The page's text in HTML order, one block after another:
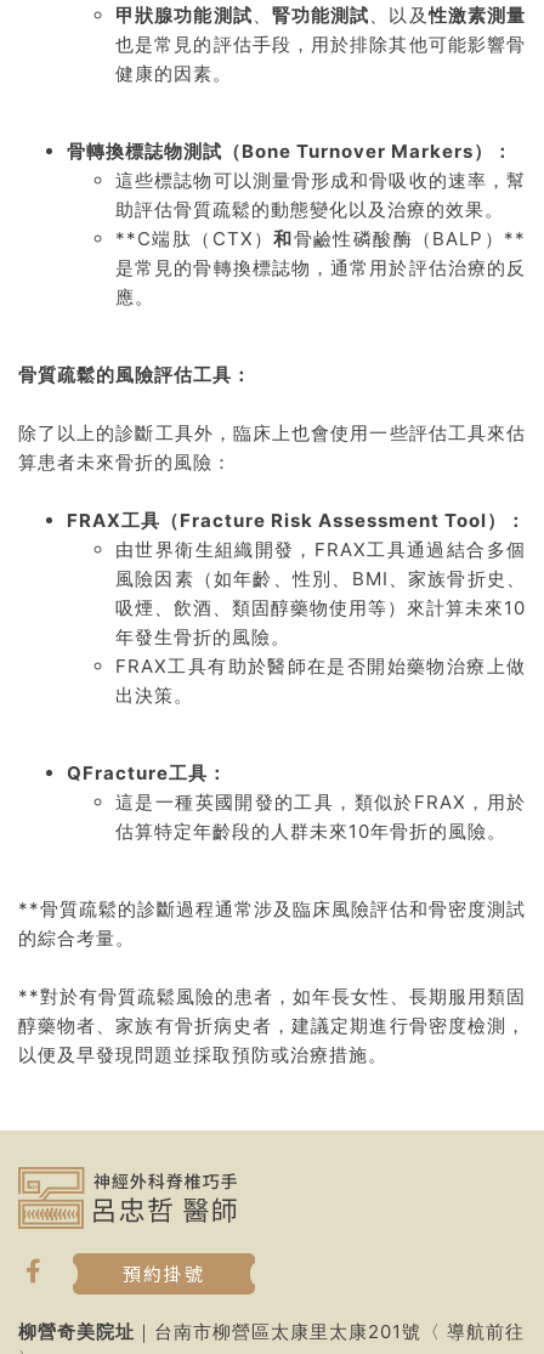
甲狀腺功能測試、 腎功能測試、以及性激素測量
也是常見的評估手段，用於排除其他可能影響骨
健康的因素。
骨轉換標誌物測試（Bone Turnover Markers）：
這些標誌物可以測量骨形成和骨吸收的速率，幫
助評估骨質疏鬆的動態變化以及治療的效果。
**C端肽（CTX）和骨鹼性磷酸酶（BALP）**
是常見的骨轉換標誌物，通常用於評估治療的反
應。
骨質疏鬆的風險評估工具：
除了以上的診斷工具外，臨床上也會使用一些評估工具來估
算患者未來骨折的風險：
FRAX工具（Fracture Risk Assessment Tool）：
由世界衛生組織開發，FRAX工具通過結合多個
風險因素（如年齡、性別、BMI、家族骨折史、
吸煙、飲酒、類固醇藥物使用等）來計算未來10
年發生骨折的風險。
FRAX工具有助於醫師在是否開始藥物治療上做
出決策。
QFracture工具：
這是一種英國開發的工具，類似於FRAX，用於
估算特定年齡段的人群未來10年骨折的風險。
**骨質疏鬆的診斷過程通常涉及臨床風險評估和骨密度測試
的綜合考量。
**對於有骨質疏鬆風險的患者，如年長女性、長期服用類固
醇藥物者、家族有骨折病史者，建議定期進行骨密度檢測，
以便及早發現問題並採取預防或治療措施。
預約掛號
柳營奇美院址 ｜台南市柳營區太康里太康201號〈 導航前往